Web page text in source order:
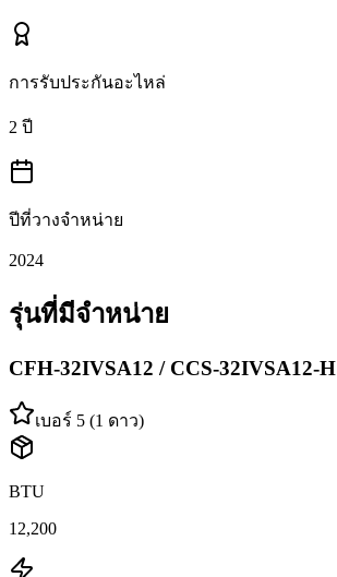
การรับประกันอะไหล่
2 ปี
ปีที่วางจำหน่าย
2024
รุ่นที่มีจำหน่าย
CFH-32IVSA12 / CCS-32IVSA12-H
เบอร์ 5 (1 ดาว)
BTU
12,200